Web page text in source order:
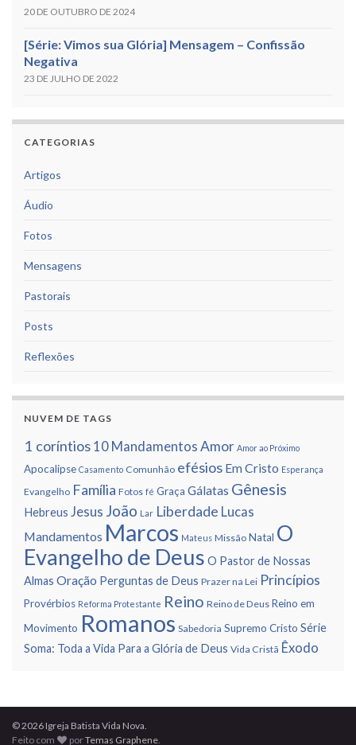
20 DE OUTUBRO DE 2024
[Série: Vimos sua Glória] Mensagem – Confissão
Negativa
23 DE JULHO DE 2022
CATEGORIAS
Artigos
Áudio
Fotos
Mensagens
Pastorais
Posts
Reflexões
NUVEM DE TAGS
1 corí­ntios 10 Mandamentos Amor Amor ao Próximo
Apocalipse Casamento Comunhão efésios Em Cristo Esperança
Evangelho Famí­lia Fotos fé Graça Gálatas Gênesis
Hebreus Jesus João Lar Liberdade Lucas
Mandamentos Marcos Mateus Missão Natal O
Evangelho de Deus O Pastor de Nossas
Almas Oração Perguntas de Deus Prazer na Lei Princí­pios
Provérbios Reforma Protestante Reino Reino de Deus Reino em
Movimento Romanos Sabedoria Supremo Cristo Série
Soma: Toda a Vida Para a Glória de Deus Vida Cristã Êxodo
© 2026 Igreja Batista Vida Nova.
Feito com
porTemas Graphene